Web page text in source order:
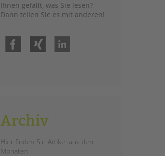
Ihnen gefällt, was Sie lesen?
Dann teilen Sie es mit anderen!
Facebook
Archiv
Hier finden Sie Artikel aus den
Monaten